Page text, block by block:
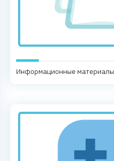
Информационные материалы